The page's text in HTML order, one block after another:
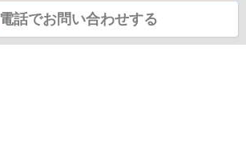
電話でお問い合わせする